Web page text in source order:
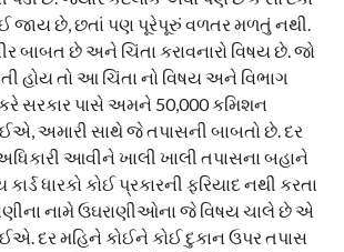
જાય છે, છતાં પણ પૂરેપૂરું વળતર મળતું નથી.
છે અને ચિંતા કરાવનારો વિષય છે. જો
હોય તો આ ચિંતા નો વિષય અને વિભાગ
સરકાર પાસે અમને 50,000 કમિશન
અમારી સાથે જે તપાસની બાબતો છે. દર
આવીને ખાલી ખાલી તપાસના બહાને
ધારકો કોઈ પ્રકારની ફરિયાદ નથી કરતા
નામે ઉઘરાણીઓના જે વિષય ચાલે છે એ
દર મહિને કોઈને કોઈ દુકાન ઉપર તપાસ